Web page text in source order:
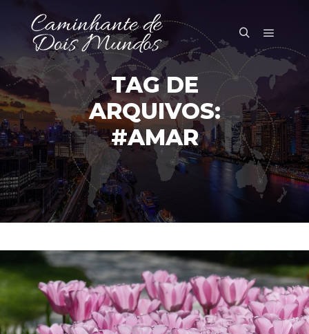
PesquisaMenu
TAG DE
ARQUIVOS:
#AMAR